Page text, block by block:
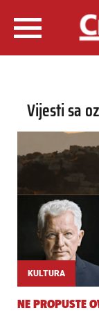
Vijesti sa
KULTURA
NE PROPUSTE